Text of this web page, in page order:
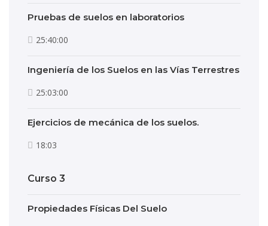
Pruebas de suelos en laboratorios
25:40:00
Ingeniería de los Suelos en las Vías Terrestres
25:03:00
Ejercicios de mecánica de los suelos.
18:03
Curso 3
Propiedades Físicas Del Suelo